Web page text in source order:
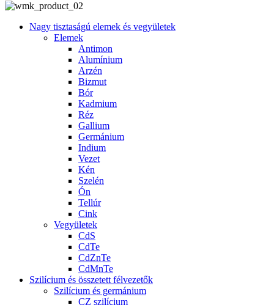
Nagy tisztaságú elemek és vegyületek
Elemek
Antimon
Alumínium
Arzén
Bizmut
Bór
Kadmium
Réz
Gallium
Germánium
Indium
Vezet
Kén
Szelén
Ón
Tellúr
Cink
Vegyületek
CdS
CdTe
CdZnTe
CdMnTe
Szilícium és összetett félvezetők
Szilícium és germánium
CZ szilícium